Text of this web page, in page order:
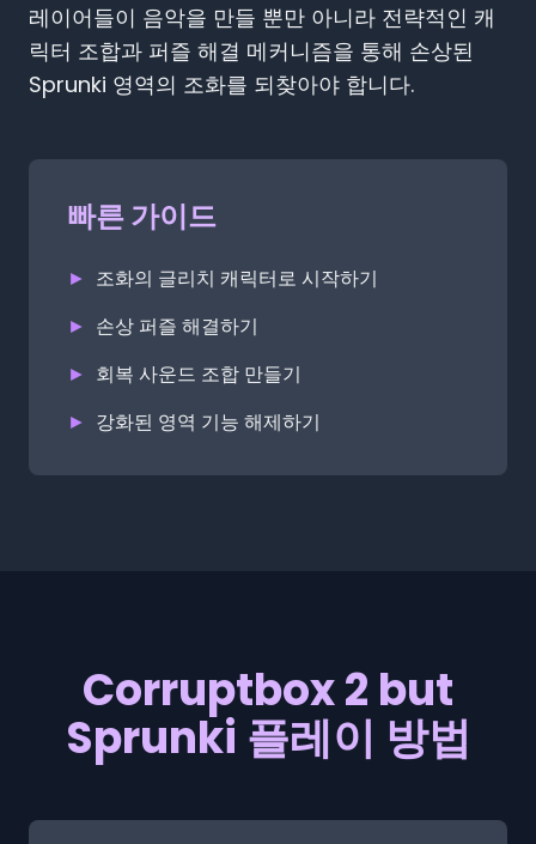
레이어들이 음악을 만들 뿐만 아니라 전략적인 캐
릭터 조합과 퍼즐 해결 메커니즘을 통해 손상된
Sprunki 영역의 조화를 되찾아야 합니다.
빠른 가이드
► 조화의 글리치 캐릭터로 시작하기
► 손상 퍼즐 해결하기
► 회복 사운드 조합 만들기
► 강화된 영역 기능 해제하기
Corruptbox 2 but
Sprunki 플레이 방법